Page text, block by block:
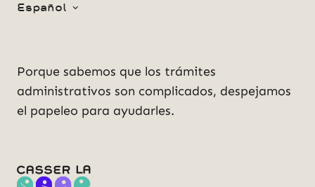
Español
Porque sabemos que los trámites
administrativos son complicados, despejamos
el papeleo para ayudarles.